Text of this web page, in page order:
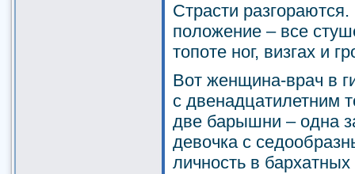
Страсти
положение – все
топоте ног, визгах и
Вот женщина-врач в
с двенадцатилетним
две барышни – одна
девочка с
личность в